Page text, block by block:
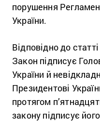
порушення
України.
Відповідно до
Закон підписує
України й
Президентові
протягом
закону підписує